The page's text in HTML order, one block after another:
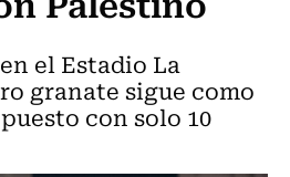
el Estadio La
granate sigue como
con solo 10